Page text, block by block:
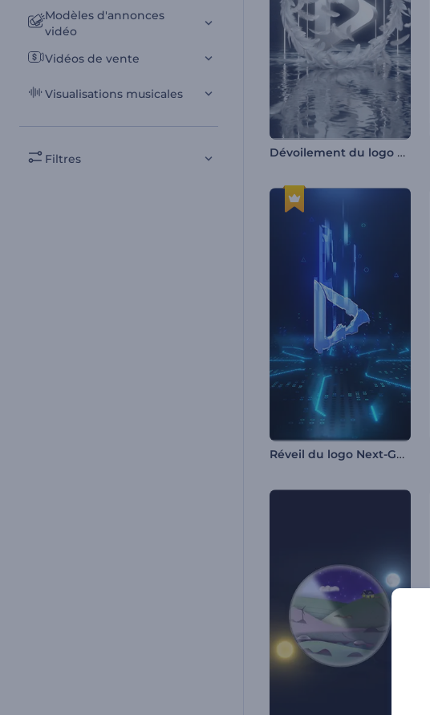
Modèles d'annonces
vidéo
Vidéos de vente
Visualisations musicales
Filtres Dévoilement du logo Soft Feathers
Réveil du logo Next-Gen